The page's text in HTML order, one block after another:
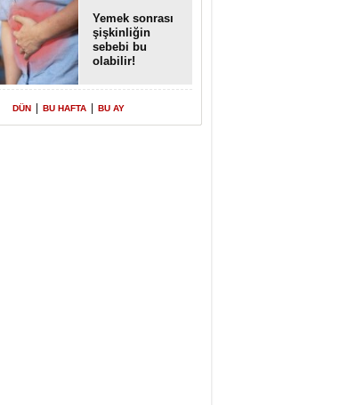
Yemek sonrası
şişkinliğin
sebebi bu
olabilir!
DÜN BU HAFTA BU AY